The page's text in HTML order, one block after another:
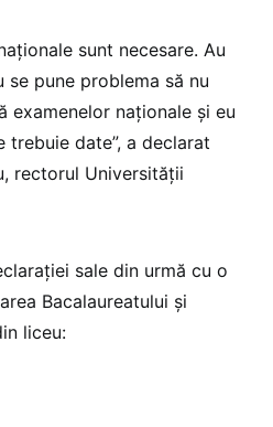
sunt necesare. Au
se pune problema să nu
examenelor naționale și eu
trebuie date”, a declarat
rectorul Universităţii
sale din urmă cu o
Bacalaureatului şi
liceu: